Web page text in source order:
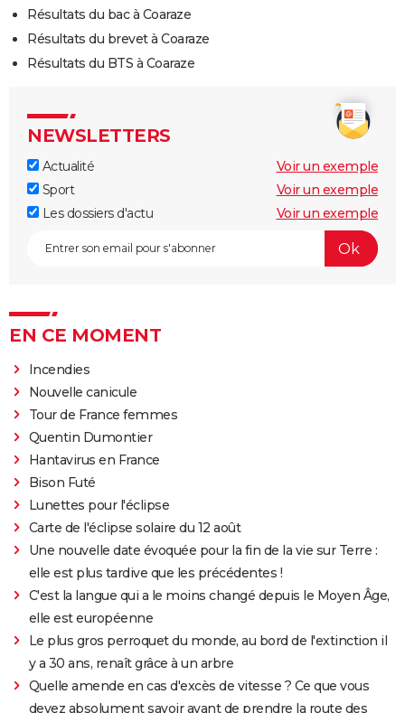
Résultats du bac à Coaraze
Résultats du brevet à Coaraze
Résultats du BTS à Coaraze
NEWSLETTERS
Actualité
Voir un exemple
Sport
Voir un exemple
Les dossiers d'actu
Voir un exemple
EN CE MOMENT
Incendies
Nouvelle canicule
Tour de France femmes
Quentin Dumontier
Hantavirus en France
Bison Futé
Lunettes pour l'éclipse
Carte de l'éclipse solaire du 12 août
Une nouvelle date évoquée pour la fin de la vie sur Terre :
elle est plus tardive que les précédentes !
C'est la langue qui a le moins changé depuis le Moyen Âge,
elle est européenne
Le plus gros perroquet du monde, au bord de l'extinction il
y a 30 ans, renaît grâce à un arbre
Quelle amende en cas d'excès de vitesse ? Ce que vous
devez absolument savoir avant de prendre la route des